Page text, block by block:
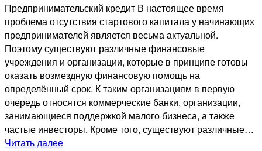
Предпринимательский кредит В настоящее время
проблема отсутствия стартового капитала у начинающих
предпринимателей является весьма актуальной.
Поэтому существуют различные финансовые
учреждения и организации, которые в принципе готовы
оказать возмездную финансовую помощь на
определённый срок. К таким организациям в первую
очередь относятся коммерческие банки, организации,
занимающиеся поддержкой малого бизнеса, а также
частые инвесторы. Кроме того, существуют различные…
Читать далееПредпринимательский